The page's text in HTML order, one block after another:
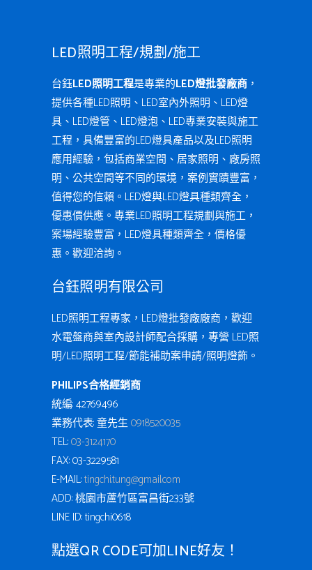
LED照明工程/規劃/施工
台鈺LED照明工程是專業的LED燈批發廠商 ，
提供各種LED照明、LED室內外照明、LED燈
具、LED燈管、LED燈泡、LED專業安裝與施工
工程，具備豐富的LED燈具產品以及LED照明
應用經驗，包括商業空間、居家照明、廠房照
明、公共空間等不同的環境，案例實蹟豐富，
值得您的信賴。LED燈與LED燈具種類齊全，
優惠價供應。專業LED照明工程規劃與施工，
案場經驗豐富，LED燈具種類齊全，價格優
惠。歡迎洽詢。
台鈺照明有限公司
LED照明工程專家，LED燈批發廠廠商，歡迎
水電盤商與室內設計師配合採購，專營 LED照
明/LED照明工程/節能補助案申請/照明燈飾。
PHILIPS合格經銷商
統編: 42769496
業務代表: 童先生0918520035
TEL:03-3124170
FAX: 03-3229581
E-MAIL:tingchi.tung@gmail.com
ADD: 桃園市蘆竹區富昌街233號
LINE ID: tingchi0618
點選QR CODE可加LINE好友！